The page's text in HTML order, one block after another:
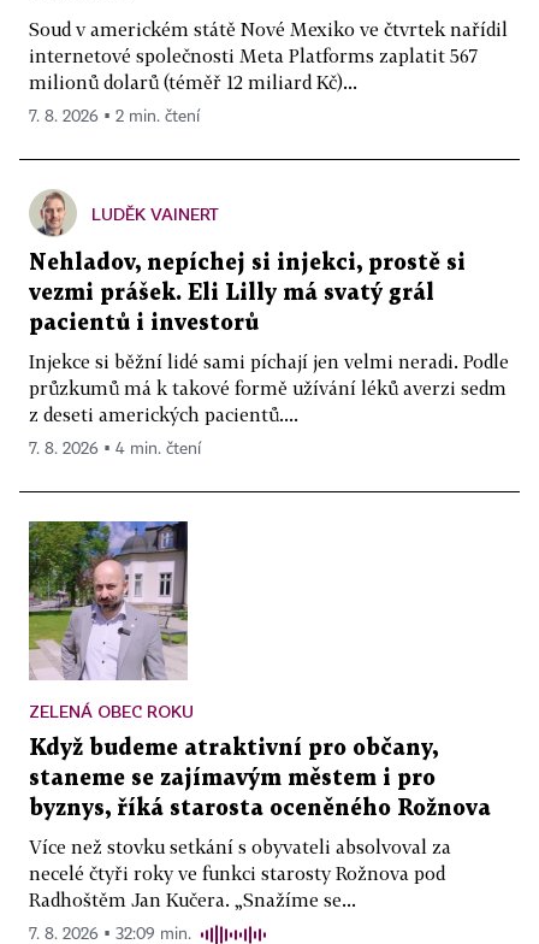
Soud v americkém státě Nové Mexiko ve čtvrtek nařídil
internetové společnosti Meta Platforms zaplatit 567
milionů dolarů (téměř 12 miliard Kč)...
7. 8. 2026 ▪ 2 min. čtení
LUDĚK VAINERT
Nehladov, nepíchej si injekci, prostě si
vezmi prášek. Eli Lilly má svatý grál
pacientů i investorů
Injekce si běžní lidé sami píchají jen velmi neradi. Podle
průzkumů má k takové formě užívání léků averzi sedm
z deseti amerických pacientů....
7. 8. 2026 ▪ 4 min. čtení
ZELENÁ OBEC ROKU
Když budeme atraktivní pro občany,
staneme se zajímavým městem i pro
byznys, říká starosta oceněného Rožnova
Více než stovku setkání s obyvateli absolvoval za
necelé čtyři roky ve funkci starosty Rožnova pod
Radhoštěm Jan Kučera. „Snažíme se...
7. 8. 2026 ▪ 32:09 min.